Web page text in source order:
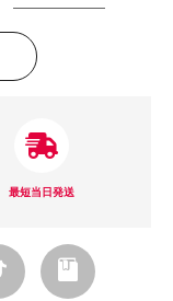
最短当日発送